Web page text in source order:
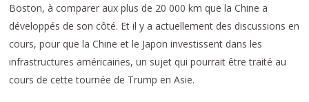
Boston, à comparer aux plus de 20 000 km que la Chine a
développés de son côté. Et il y a actuellement des discussions en
cours, pour que la Chine et le Japon investissent dans les
infrastructures américaines, un sujet qui pourrait être traité au
cours de cette tournée de Trump en Asie.